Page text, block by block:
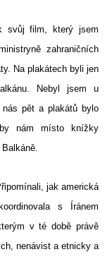
svůj film, který jsem
zahraničních
Na plakátech byli jen
Nebyl jsem u
pět a plakátů bylo
nám místo knížky
jak americká
s Íránem
v té době právě
nenávist a etnicky a